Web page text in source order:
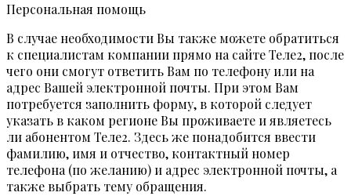
Персональная помощь
В случае необходимости Вы также можете обратиться
к специалистам компании прямо на сайте Теле2, после
чего они смогут ответить Вам по телефону или на
адрес Вашей электронной почты. При этом Вам
потребуется заполнить форму, в которой следует
указать в каком регионе Вы проживаете и являетесь
ли абонентом Теле2. Здесь же понадобится ввести
фамилию, имя и отчество, контактный номер
телефона (по желанию) и адрес электронной почты, а
также выбрать тему обращения.